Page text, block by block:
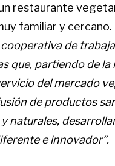
restaurante
familiar y
cooperativa de
que, partiendo de la
del mercado
de productos
naturales,
e innovador”.